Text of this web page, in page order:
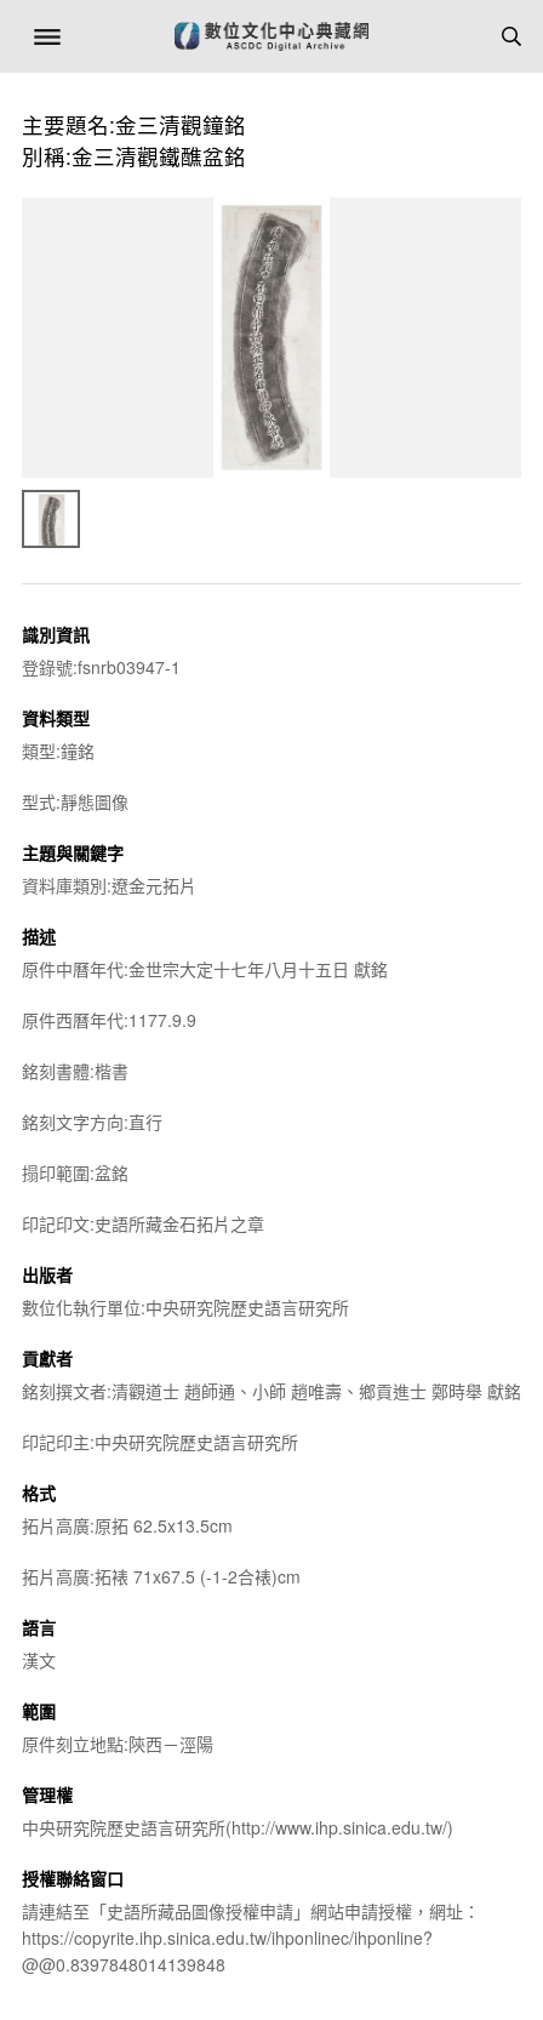
主要題名:金三清觀鐘銘
別稱:金三清觀鐵醮盆銘
識別資訊
登錄號:fsnrb03947-1
資料類型
類型:鐘銘
型式:靜態圖像
主題與關鍵字
資料庫類別:遼金元拓片
描述
原件中曆年代:金世宗大定十七年八月十五日 獻銘
原件西曆年代:1177.9.9
銘刻書體:楷書
銘刻文字方向:直行
搨印範圍:盆銘
印記印文:史語所藏金石拓片之章
出版者
數位化執行單位:中央研究院歷史語言研究所
貢獻者
銘刻撰文者:清觀道士 趙師通、小師 趙唯壽、鄉貢進士 鄭時舉 獻銘
印記印主:中央研究院歷史語言研究所
格式
拓片高廣:原拓 62.5x13.5cm
拓片高廣:拓裱 71x67.5 (-1-2合裱)cm
語言
漢文
範圍
原件刻立地點:陝西－涇陽
管理權
中央研究院歷史語言研究所(http://www.ihp.sinica.edu.tw/)
授權聯絡窗口
請連結至「史語所藏品圖像授權申請」網站申請授權，網址：
https://copyrite.ihp.sinica.edu.tw/ihponlinec/ihponline?
@@0.8397848014139848